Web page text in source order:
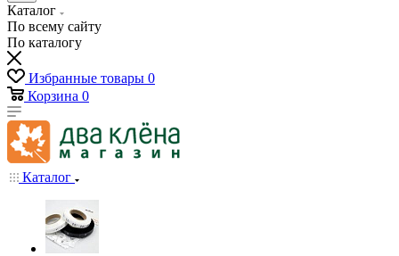
Каталог
По всему сайту
По каталогу
Избранные товары 0
Корзина 0
Каталог